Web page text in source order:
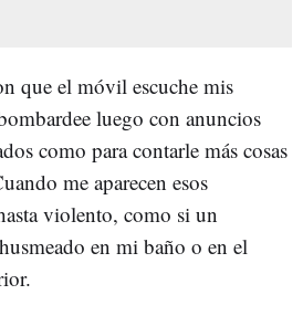
que el móvil escuche mis
luego con anuncios
como para contarle más cosas
me aparecen esos
violento, como si un
en mi baño o en el